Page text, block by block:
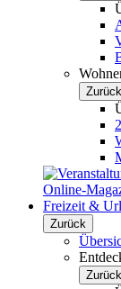
Zurück
Online-
Freizeit &
Zurück
Zurück